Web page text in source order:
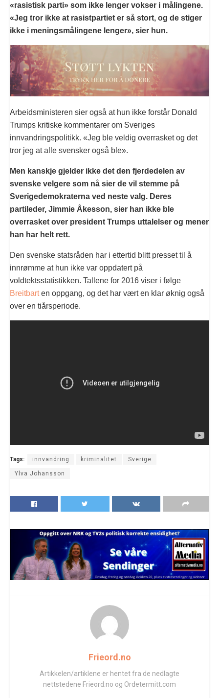
«rasistisk parti» som ikke lenger vokser i målingene.
«Jeg tror ikke at rasistpartiet er så stort, og de stiger
ikke i meningsmålingene lenger», sier hun.
Arbeidsministeren sier også at hun ikke forstår Donald
Trumps kritiske kommentarer om Sveriges
innvandringspolitikk. «Jeg ble veldig overrasket og det
tror jeg at alle svensker også ble».
Men kanskje gjelder ikke det den fjerdedelen av
svenske velgere som nå sier de vil stemme på
Sverigedemokraterna ved neste valg. Deres
partileder, Jimmie Åkesson, sier han ikke ble
overrasket over president Trumps uttalelser og mener
han har helt rett.
Den svenske statsråden har i ettertid blitt presset til å
innrømme at hun ikke var oppdatert på
voldtektsstatistikken. Tallene for 2016 viser i følge
Breitbarten oppgang, og det har vært en klar øknig også
over en tiårsperiode.
Tags: innvandring kriminalitet Sverige
Ylva Johansson
Frieord.no
Artikkelen/artiklene er hentet fra de nedlagte
nettstedene Frieord.no og Ordetermitt.com